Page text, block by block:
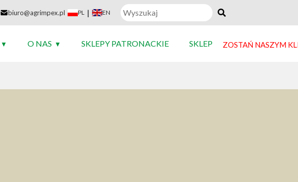
biuro@agrimpex.pl PL | EN
O NAS SKLEPY PATRONACKIE SKLEP ZOSTAŃ NASZYM